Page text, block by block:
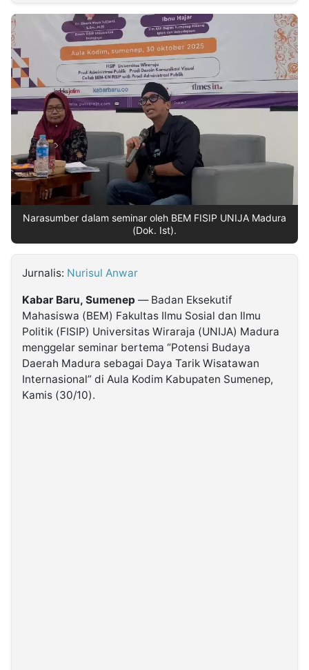
INDONESIA
Partner
Insight
NTB
Suara
Time
Lens
IDN
Daily
Jogja
Jalan
Rakyat
Idealita
News
Kita
Notice
Dinamikapost.com
Radar
Baru
Seedbacklink
Kabarbaru
Kabarbaru.co
2026
Narasumber dalam seminar oleh BEM FISIP UNIJA Madura
(Dok. Ist).
Jurnalis: Nurisul Anwar
Kabar Baru, Sumenep — Badan Eksekutif
Mahasiswa (BEM) Fakultas Ilmu Sosial dan Ilmu
Politik (FISIP) Universitas Wiraraja (UNIJA) Madura
menggelar seminar bertema “Potensi Budaya
Daerah Madura sebagai Daya Tarik Wisatawan
Internasional” di Aula Kodim Kabupaten Sumenep,
Kamis (30/10).